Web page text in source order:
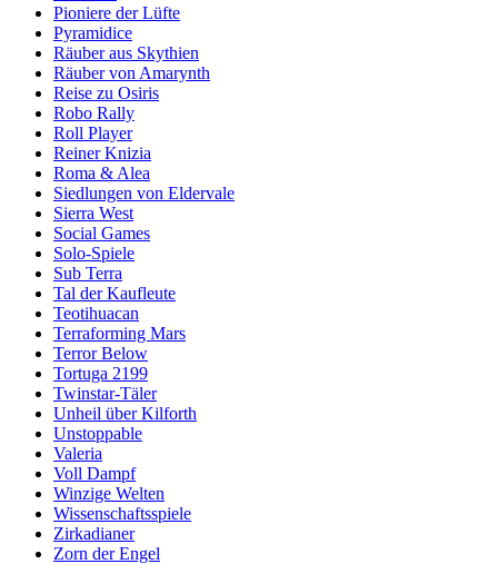
Pioniere der Lüfte
Pyramidice
Räuber aus Skythien
Räuber von Amarynth
Reise zu Osiris
Robo Rally
Roll Player
Reiner Knizia
Roma & Alea
Siedlungen von Eldervale
Sierra West
Social Games
Solo-Spiele
Sub Terra
Tal der Kaufleute
Teotihuacan
Terraforming Mars
Terror Below
Tortuga 2199
Twinstar-Täler
Unheil über Kilforth
Unstoppable
Valeria
Voll Dampf
Winzige Welten
Wissenschaftsspiele
Zirkadianer
Zorn der Engel